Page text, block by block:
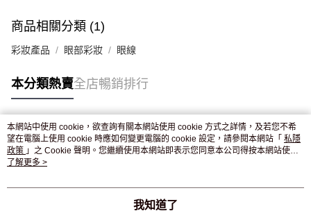
付款後門市自取，訂單確認後2-4個工作天到店，7天內取。逾期後
商品相關分類 (1)
彩妝產品 眼部彩妝 眼線
本分類熱賣全店暢銷排行
熱門標籤
熱銷排行
本網站中使用 cookie，欲查詢有關本網站使用 cookie 方式之詳情，及若您不希
望在電腦上使用 cookie 時應如何變更電腦的 cookie 設定，請參閱本網站「 私隱
政策 」之 Cookie 聲明。您繼續使用本網站即表示您同意本公司得按本網站使用
條款之 Cookie 聲明使用 cookie。
了解更多 >
我知道了